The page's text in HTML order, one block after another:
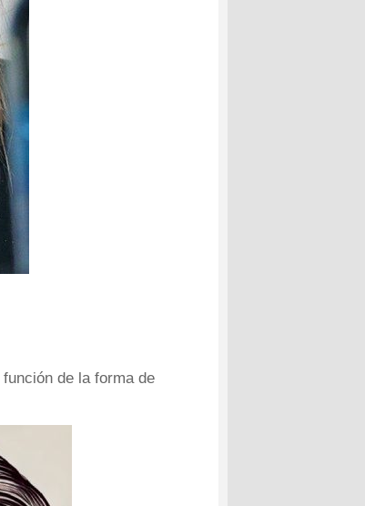
de la forma de